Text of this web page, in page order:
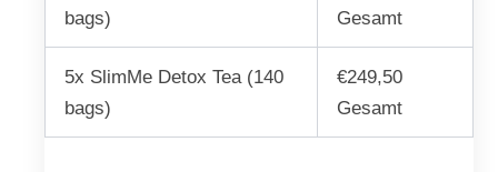
bags)
Gesamt
5x SlimMe Detox Tea (140
bags)
€249,50
Gesamt